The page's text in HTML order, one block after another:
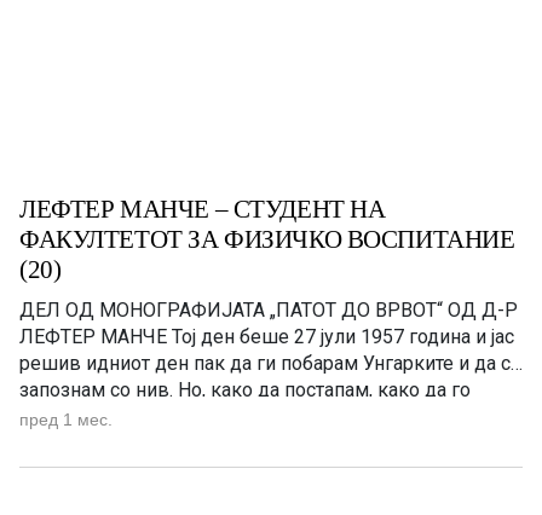
ЛЕФТЕР МАНЧЕ – СТУДЕНТ НА
ФАКУЛТЕТОТ ЗА ФИЗИЧКО ВОСПИТАНИЕ
(20)
ДЕЛ ОД МОНОГРАФИЈАТА „ПАТОТ ДО ВРВОТ“ OД Д-Р
ЛЕФТЕР МАНЧЕ Тој ден беше 27 јули 1957 година и јас
решив идниот ден пак да ги побарам Унгарките и да се
запознам со нив. Но, како да постапам, како да го
направам тоа? И реков на онаа што седеше дека ја
пред 1 мес.